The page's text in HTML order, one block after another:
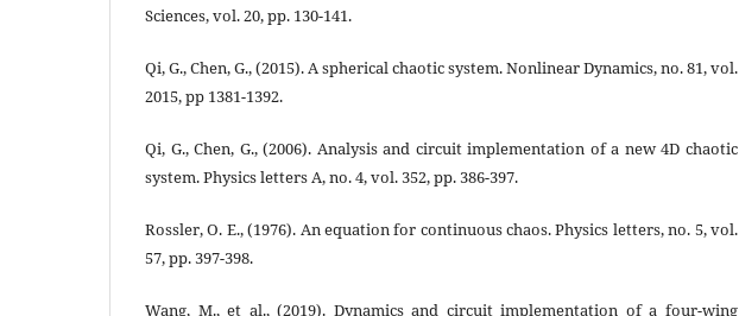
Sciences, vol. 20, pp. 130-141.
Qi, G., Chen, G., (2015). A spherical chaotic system. Nonlinear Dynamics, no. 81, vol.
2015, pp 1381-1392.
Qi, G., Chen, G., (2006). Analysis and circuit implementation of a new 4D chaotic
system. Physics letters A, no. 4, vol. 352, pp. 386-397.
Rossler, O. E., (1976). An equation for continuous chaos. Physics letters, no. 5, vol.
57, pp. 397-398.
Wang, M., et al., (2019). Dynamics and circuit implementation of a four-wing